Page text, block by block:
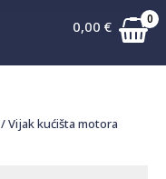
0,00 € 0
/ Vijak kućišta motora